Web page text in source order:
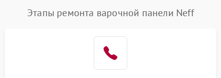
Этапы ремонта варочной панели Neff